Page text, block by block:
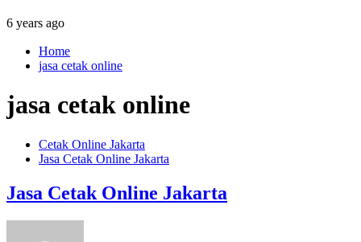
6 years ago
Home
jasa cetak online
jasa cetak online
Cetak Online Jakarta
Jasa Cetak Online Jakarta
Jasa Cetak Online Jakarta